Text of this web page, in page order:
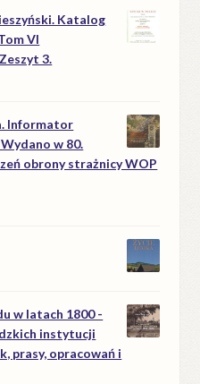
Katalog
VI
3.
Informator
w 80.
obrony strażnicy WOP
w latach 1800 -
instytucji
prasy, opracowań i